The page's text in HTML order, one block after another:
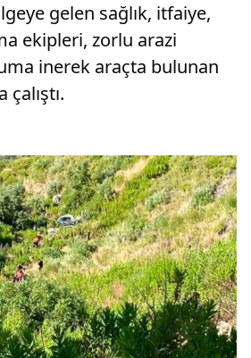
gelen sağlık, itfaiye,
ekipleri, zorlu arazi
inerek araçta bulunan